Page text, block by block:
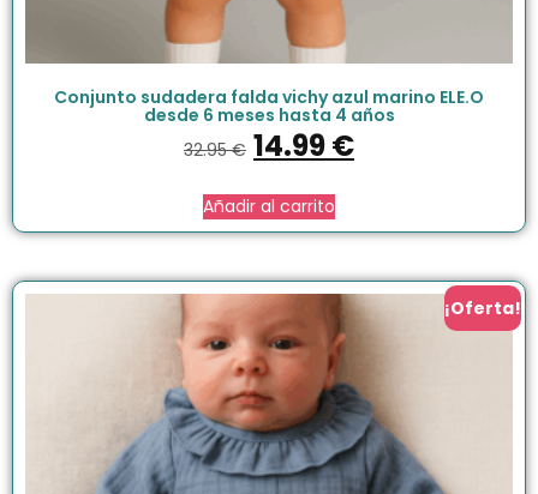
Conjunto sudadera falda vichy azul marino ELE.O
desde 6 meses hasta 4 años
32.95€ 14.99€
Añadir al carrito
¡Oferta!